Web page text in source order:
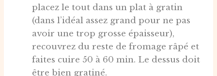
placez le tout dans un plat à gratin
(dans l’idéal assez grand pour ne pas
avoir une trop grosse épaisseur),
recouvrez du reste de fromage râpé et
faites cuire 50 à 60 min. Le dessus doit
être bien gratiné.